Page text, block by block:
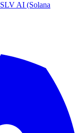
SLV AI (Solana